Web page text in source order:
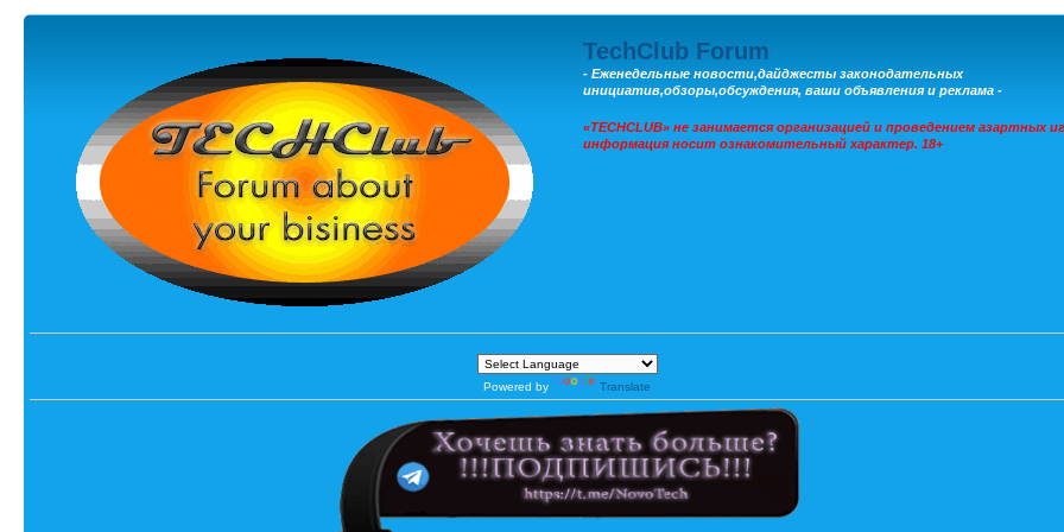
TechClub Forum
- Еженедельные новости,дайджесты законодательных
инициатив,обзоры,обсуждения, ваши объявления и реклама -
«TECHCLUB» не занимается организацией и проведением азартных
информация носит ознакомительный характер. 18+
Powered by Translate